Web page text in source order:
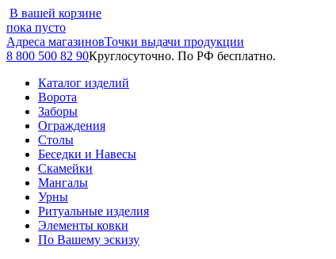
В вашей корзине
пока пусто
Адреса магазиновТочки выдачи продукции
8 800 500 82 90Круглосуточно. По РФ бесплатно.
Каталог изделий
Ворота
Заборы
Ограждения
Столы
Беседки и Навесы
Скамейки
Мангалы
Урны
Ритуальные изделия
Элементы ковки
По Вашему эскизу